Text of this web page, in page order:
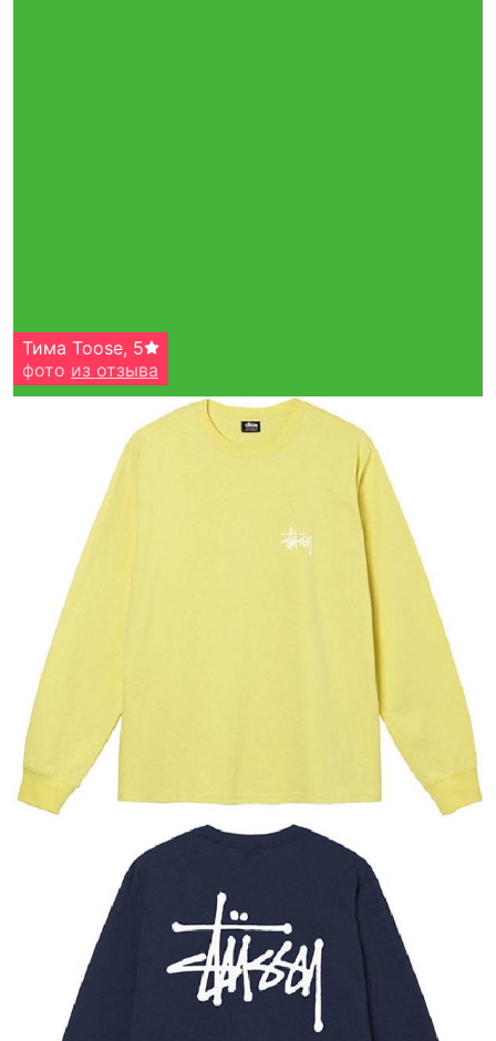
Тройная гарантия
оригинальности
Товар сертифицирован и опломбирован.
Проверяем на оригинальность
по 16 параметрам.
Если придёт подделка — вернём деньги
в трёхкратном размере.
Как мы провеяем товары
Тима Toose, 5
фото из отзыва